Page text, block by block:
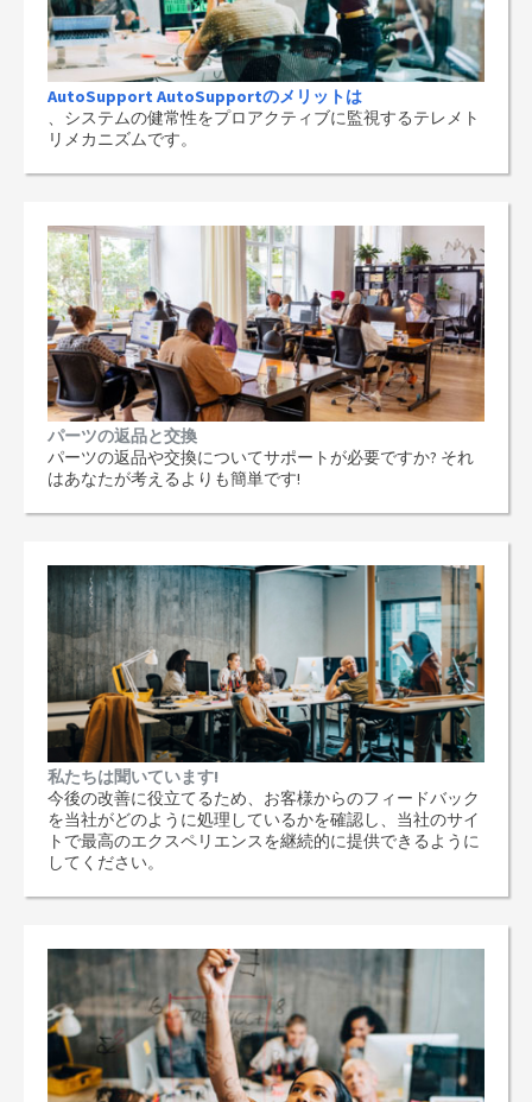
AutoSupport AutoSupportのメリットは
、システムの健常性をプロアクティブに監視するテレメト
リメカニズムです。
パーツの返品と交換
パーツの返品や交換についてサポートが必要ですか? それ
はあなたが考えるよりも簡単です!
私たちは聞いています!
今後の改善に役立てるため、お客様からのフィードバック
を当社がどのように処理しているかを確認し、当社のサイ
トで最高のエクスペリエンスを継続的に提供できるように
してください。